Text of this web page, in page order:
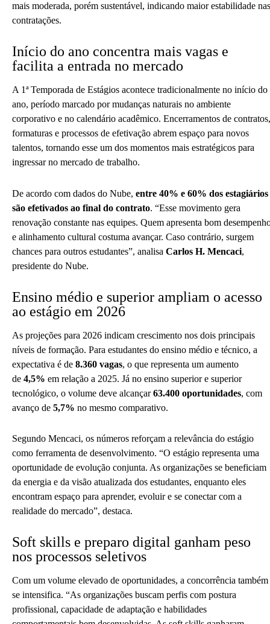
mais moderada, porém sustentável, indicando maior estabilidade nas
contratações.
Início do ano concentra mais vagas e
facilita a entrada no mercado
A 1ª Temporada de Estágios acontece tradicionalmente no início do
ano, período marcado por mudanças naturais no ambiente
corporativo e no calendário acadêmico. Encerramentos de contratos,
formaturas e processos de efetivação abrem espaço para novos
talentos, tornando esse um dos momentos mais estratégicos para
ingressar no mercado de trabalho.
De acordo com dados do Nube, entre 40% e 60% dos estagiários
são efetivados ao final do contrato. “Esse movimento gera
renovação constante nas equipes. Quem apresenta bom
e alinhamento cultural costuma avançar. Caso contrário, surgem
chances para outros estudantes”, analisa Carlos H. Mencaci,
presidente do Nube.
Ensino médio e superior ampliam o acesso
ao estágio em 2026
As projeções para 2026 indicam crescimento nos dois principais
níveis de formação. Para estudantes do ensino médio e técnico, a
expectativa é de 8.360 vagas, o que representa um aumento
de 4,5% em relação a 2025. Já no ensino superior e superior
tecnológico, o volume deve alcançar63.400 oportunidades, com
avanço de 5,7% no mesmo comparativo.
Segundo Mencaci, os números reforçam a relevância do estágio
como ferramenta de desenvolvimento. “O estágio representa uma
oportunidade de evolução conjunta. As organizações se beneficiam
da energia e da visão atualizada dos estudantes, enquanto eles
encontram espaço para aprender, evoluir e se conectar com a
realidade do mercado”, destaca.
Soft skills e preparo digital ganham peso
nos processos seletivos
Com um volume elevado de oportunidades, a concorrência também
se intensifica. “As organizações buscam perfis com postura
profissional, capacidade de adaptação e habilidades